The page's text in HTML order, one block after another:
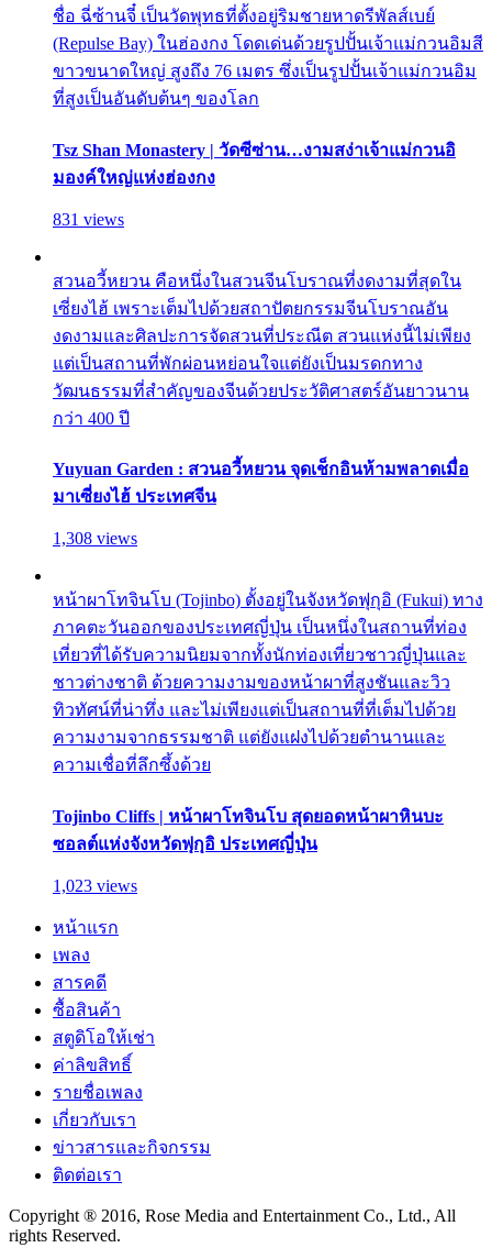
ชื่อ ฉี่ซ้านจี๋ เป็นวัดพุทธที่ตั้งอยู่ริมชายหาดรีพัลส์เบย์
(Repulse Bay) ในฮ่องกง โดดเด่นด้วยรูปปั้นเจ้าแม่กวนอิมสี
ขาวขนาดใหญ่ สูงถึง 76 เมตร ซึ่งเป็นรูปปั้นเจ้าแม่กวนอิม
ที่สูงเป็นอันดับต้นๆ ของโลก
Tsz Shan Monastery | วัดซีซ่าน…งามสง่าเจ้าแม่กวนอิ
มองค์ใหญ่แห่งฮ่องกง
831 views
สวนอวี้หยวน คือหนึ่งในสวนจีนโบราณที่งดงามที่สุดใน
เซี่ยงไฮ้ เพราะเต็มไปด้วยสถาปัตยกรรมจีนโบราณอัน
งดงามและศิลปะการจัดสวนที่ประณีต สวนแห่งนี้ไม่เพียง
แต่เป็นสถานที่พักผ่อนหย่อนใจแต่ยังเป็นมรดกทาง
วัฒนธรรมที่สำคัญของจีนด้วยประวัติศาสตร์อันยาวนาน
กว่า 400 ปี
Yuyuan Garden : สวนอวี้หยวน จุดเช็กอินห้ามพลาดเมื่อ
มาเซี่ยงไฮ้ ประเทศจีน
1,308 views
หน้าผาโทจินโบ (Tojinbo) ตั้งอยู่ในจังหวัดฟุกุอิ (Fukui) ทาง
ภาคตะวันออกของประเทศญี่ปุ่น เป็นหนึ่งในสถานที่ท่อง
เที่ยวที่ได้รับความนิยมจากทั้งนักท่องเที่ยวชาวญี่ปุ่นและ
ชาวต่างชาติ ด้วยความงามของหน้าผาที่สูงชันและวิว
ทิวทัศน์ที่น่าทึ่ง และไม่เพียงแต่เป็นสถานที่ที่เต็มไปด้วย
ความงามจากธรรมชาติ แต่ยังแฝงไปด้วยตำนานและ
ความเชื่อที่ลึกซึ้งด้วย
Tojinbo Cliffs | หน้าผาโทจินโบ สุดยอดหน้าผาหินบะ
ซอลต์แห่งจังหวัดฟุกุอิ ประเทศญี่ปุ่น
1,023 views
หน้าแรก
เพลง
สารคดี
ซื้อสินค้า
สตูดิโอให้เช่า
ค่าลิขสิทธิ์
รายชื่อเพลง
เกี่ยวกับเรา
ข่าวสารและกิจกรรม
ติดต่อเรา
Copyright ® 2016, Rose Media and Entertainment Co., Ltd., All
rights Reserved.